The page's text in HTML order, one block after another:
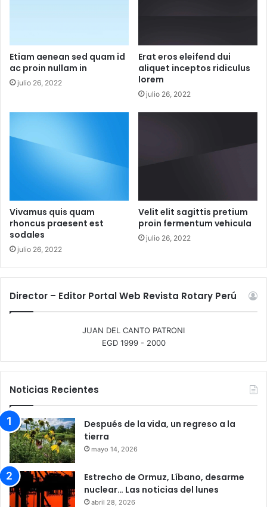
Etiam aenean sed quam id
ac proin nullam in
julio 26, 2022
Erat eros eleifend dui
aliquet inceptos ridiculus
lorem
julio 26, 2022
Vivamus quis quam
rhoncus praesent est
sodales
julio 26, 2022
Velit elit sagittis pretium
proin fermentum vehicula
julio 26, 2022
Director – Editor Portal Web Revista Rotary Perú
JUAN DEL CANTO PATRONI
EGD 1999 - 2000
Noticias Recientes
Después de la vida, un regreso a la
tierra
mayo 14, 2026
Estrecho de Ormuz, Líbano, desarme
nuclear… Las noticias del lunes
abril 28, 2026